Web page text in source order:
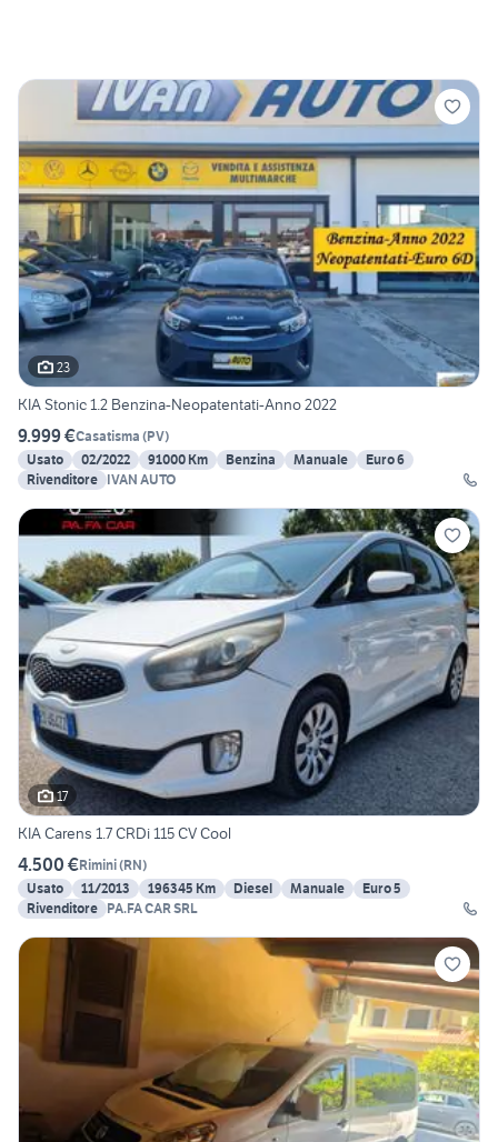
23
KIA Stonic 1.2 Benzina-Neopatentati-Anno 2022
9.999 €Casatisma (PV)
Usato
02/2022 91000 Km Benzina Manuale
Euro 6
Rivenditore IVAN AUTO
17
KIA Carens 1.7 CRDi 115 CV Cool
4.500 €Rimini(RN)
Usato
11/2013 196345 Km Diesel Manuale
Euro 5
Rivenditore PA.FA CAR SRL